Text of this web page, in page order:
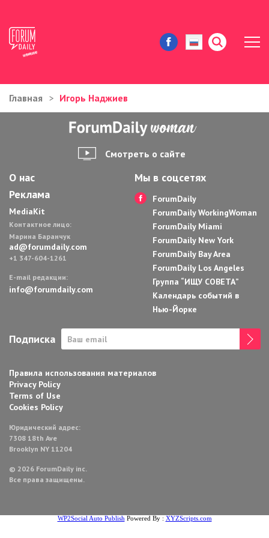
ЖИЗНЬ И ИСТОРИИ
ИММИГРАЦИЯ В США
АВТОРСКИЕ КОЛОНКИ
ЗДОРОВЬЕ И КРАСОТА
ДОМ И ЕДА
Главная Игорь Наджиев
Смотреть о сайте
О нас
Реклама
MediaKit
Контактное лицо:
Марина Баранчук
ad@forumdaily.com
+1 347-604-1261
E-mail редакции:
info@forumdaily.com
Мы в соцсетях
ForumDaily
ForumDaily WorkingWoman
ForumDaily Miami
ForumDaily New York
ForumDaily Bay Area
ForumDaily Los Angeles
Группа “ИЩУ СОВЕТА”
Календарь событий в
Нью-Йорке
Подписка
Правила использования материалов
Privacy Policy
Terms of Use
Cookies Policy
Юридический адрес:
7308 18th Ave
Brooklyn NY 11204
© 2026 ForumDaily inc.
Все права защищены.
WP2Social Auto Publish Powered By : XYZScripts.com